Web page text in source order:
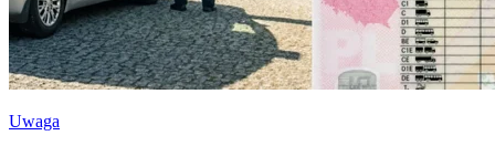
Uwaga